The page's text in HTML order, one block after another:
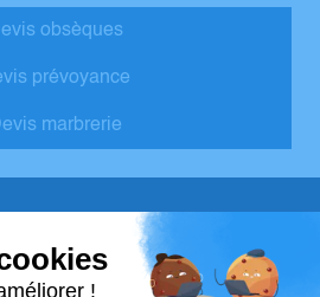
obsèques
prévoyance
marbrerie